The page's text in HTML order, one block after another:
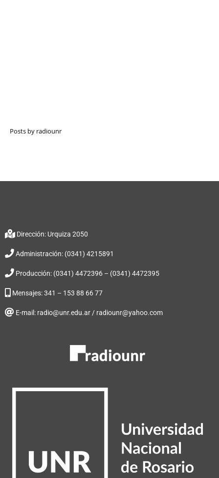
Posts by radiounr
Dirección: Urquiza 2050
Administración: (0341) 4215891
Producción: (0341) 4472396 – (0341) 4472395
Mensajes: 341 – 153 88 66 77
E-mail: radio@unr.edu.ar / radiounr@yahoo.com